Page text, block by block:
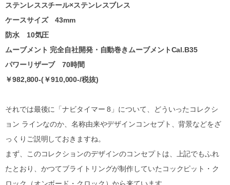
ステンレススチール×ステンレスブレス
ケースサイズ 43mm
防水 10気圧
ムーブメント 完全自社開発・自動巻きムーブメントCal.B35
パワーリザーブ 70時間
￥982,800-(￥910,000-/税抜)
それでは最後に「ナビタイマー 8」について、どういったコレクシ
ョン ラインなのか、名称由来やデザインコンセプト、背景などをざ
っくりご説明しておきますね。
まず、このコレクションのデザインのコンセプトは、上記でもふれ
たとおり、かつてブライトリングが制作していたコックピット・ク